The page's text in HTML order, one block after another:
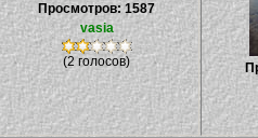
Просмотров: 1587
vasia
(2 голосов)